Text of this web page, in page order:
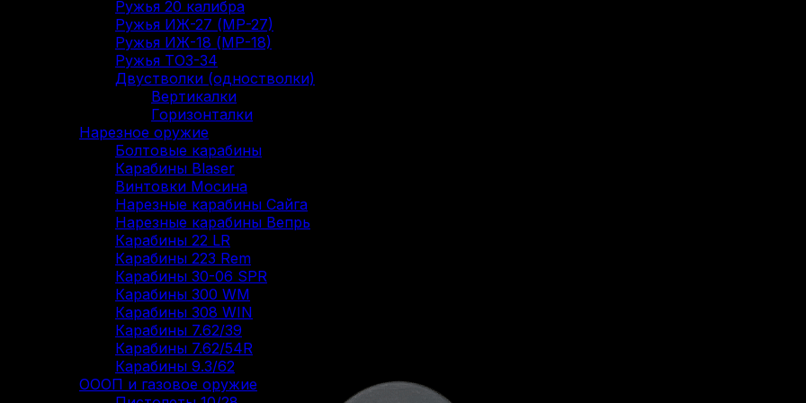
Ружья 20 калибра
Ружья ИЖ-27 (МР-27)
Ружья ИЖ-18 (МР-18)
Ружья ТОЗ-34
Двустволки (одностволки)
Вертикалки
Горизонталки
Нарезное оружие
Болтовые карабины
Карабины Blaser
Винтовки Мосина
Нарезные карабины Сайга
Нарезные карабины Вепрь
Карабины 22 LR
Карабины 223 Rem
Карабины 30-06 SPR
Карабины 300 WM
Карабины 308 WIN
Карабины 7.62/39
Карабины 7.62/54R
Карабины 9.3/62
ОООП и газовое оружие